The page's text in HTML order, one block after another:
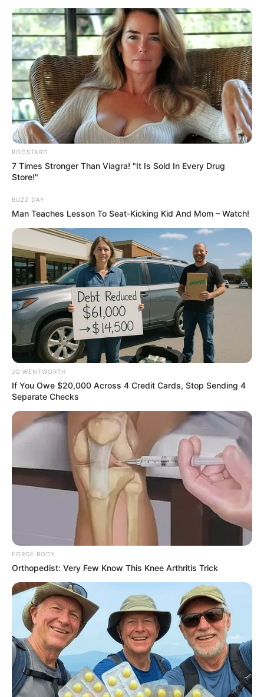
เกิดวันอาทิตย์
เอาต้นไผ่กวมอิมมาวางบนโต๊ะทำงาน ช่วยป้องกันสิ่งไม่ดีไม่
ให้เข้ามาได้
เกิดวันจันทร์
โต๊ะทำงานคนเกิดวันจันทร์ให้เอาปากกาหรือดินสอหงายขึ้น
เอสแบบแหลมๆ วางมุมโต๊ะทำงาน เหมือนความเฉียบคม
เวลาคิดอะไรไม่ออก
เกิดวันอังคาร
โต๊ะทำงานควรมีพลังหมุนเวียน หาลูกบอลกลิ้งในน้ำเล็กๆ
มาวาง หรือตุ๊กตาหัวโยก แต่ถ้าเป็นสัตว์ นกฮูกจะเหมาะสุด
เพราะเป็นเรื่องความฉลาด
เกิดวันพุธ
ให้วางต้นเศรษฐีเงินนอกหรือเศรษฐีเงินในบนโต๊ะทำงาน
เพราะสาววันพุธเก็บเงินไม่ค่อยอยู่จะได้เก็บเงินได้มากขึ้น
เกิดวันพฤหัสบดี
หาตุ๊กตาตัวที่ฮึกเหิมหน่อย อย่างม้า มาวางไว้เธอจะได้
แอ็คทีฟสนุกกับการทำงาน
BOOSTARO
7 Times Stronger Than Viagra! "It Is Sold In Every Drug
Store!"
BUZZ DAY
Man Teaches Lesson To Seat-Kicking Kid And Mom – Watch!
JG WENTWORTH
If You Owe $20,000 Across 4 Credit Cards, Stop Sending 4
Separate Checks
FORGE BODY
Orthopedist: Very Few Know This Knee Arthritis Trick